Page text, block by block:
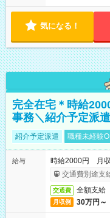
気になる！
完全在宅＊時給
事務＼紹介予定派
紹介予定派遣 職種未経験
給与
時給2000円 月
交通費別途支
交通費 全額支給
月収例 30万円～